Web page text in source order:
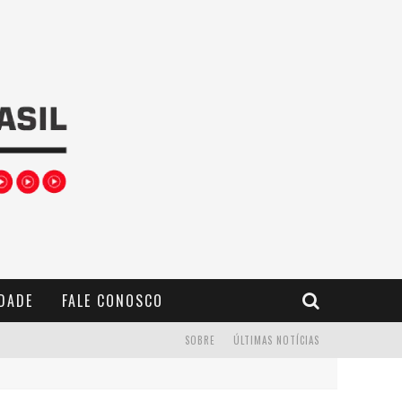
FALE CONOSCO
ÚLTIMAS NOTÍCIAS
SOBRE